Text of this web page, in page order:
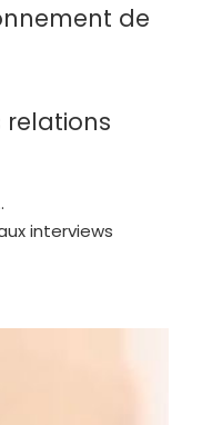
de
relations
interviews